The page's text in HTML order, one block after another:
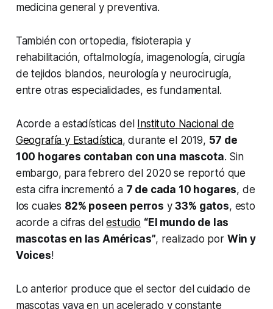
medicina general y preventiva.
También con ortopedia, fisioterapia y
rehabilitación, oftalmología, imagenología, cirugía
de tejidos blandos, neurología y neurocirugía,
entre otras especialidades, es fundamental.
Acorde a estadísticas del Instituto Nacional de
Geografía y Estadística, durante el 2019, 57 de
100 hogares contaban con una mascota. Sin
embargo, para febrero del 2020 se reportó que
esta cifra incrementó a 7 de cada 10 hogares, de
los cuales 82% poseen perros y33% gatos, esto
acorde a cifras delestudio “El mundo de las
mascotas en las Américas”, realizado por Win y
Voices!
Lo anterior produce que el sector del cuidado de
mascotas vaya en un acelerado y constante